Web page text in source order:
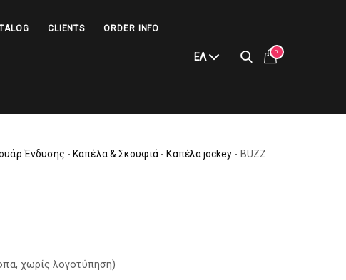
CLIENTS ORDER INFO
ΕΛ 0
Ένδυσης - Καπέλα & Σκουφιά - Καπέλα jockey - BUZZ
χωρίς λογοτύπηση)